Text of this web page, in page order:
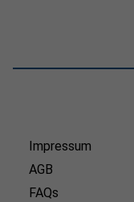
Impressum
AGB
FAQs